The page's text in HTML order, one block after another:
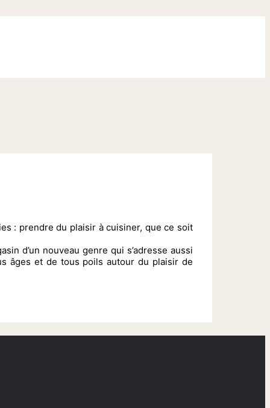
: prendre du plaisir à cuisiner, que ce soit
d’un nouveau genre qui s’adresse aussi
âges et de tous poils autour du plaisir de